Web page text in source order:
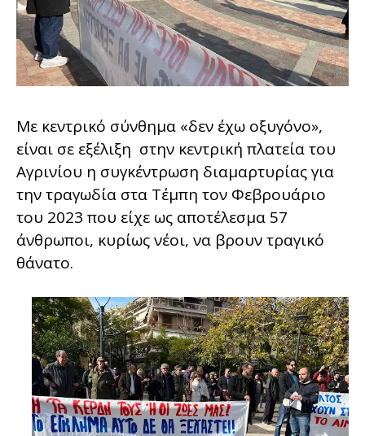
Με κεντρικό σύνθημα «δεν έχω οξυγόνο»,
είναι σε εξέλιξη στην κεντρική πλατεία του
Αγρινίου η συγκέντρωση διαμαρτυρίας για
την τραγωδία στα Τέμπη τον Φεβρουάριο
του 2023 που είχε ως αποτέλεσμα 57
άνθρωποι, κυρίως νέοι, να βρουν τραγικό
θάνατο.